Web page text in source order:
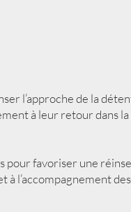
l’approche de la
à leur retour dans
pour favoriser une
à l’accompagnement